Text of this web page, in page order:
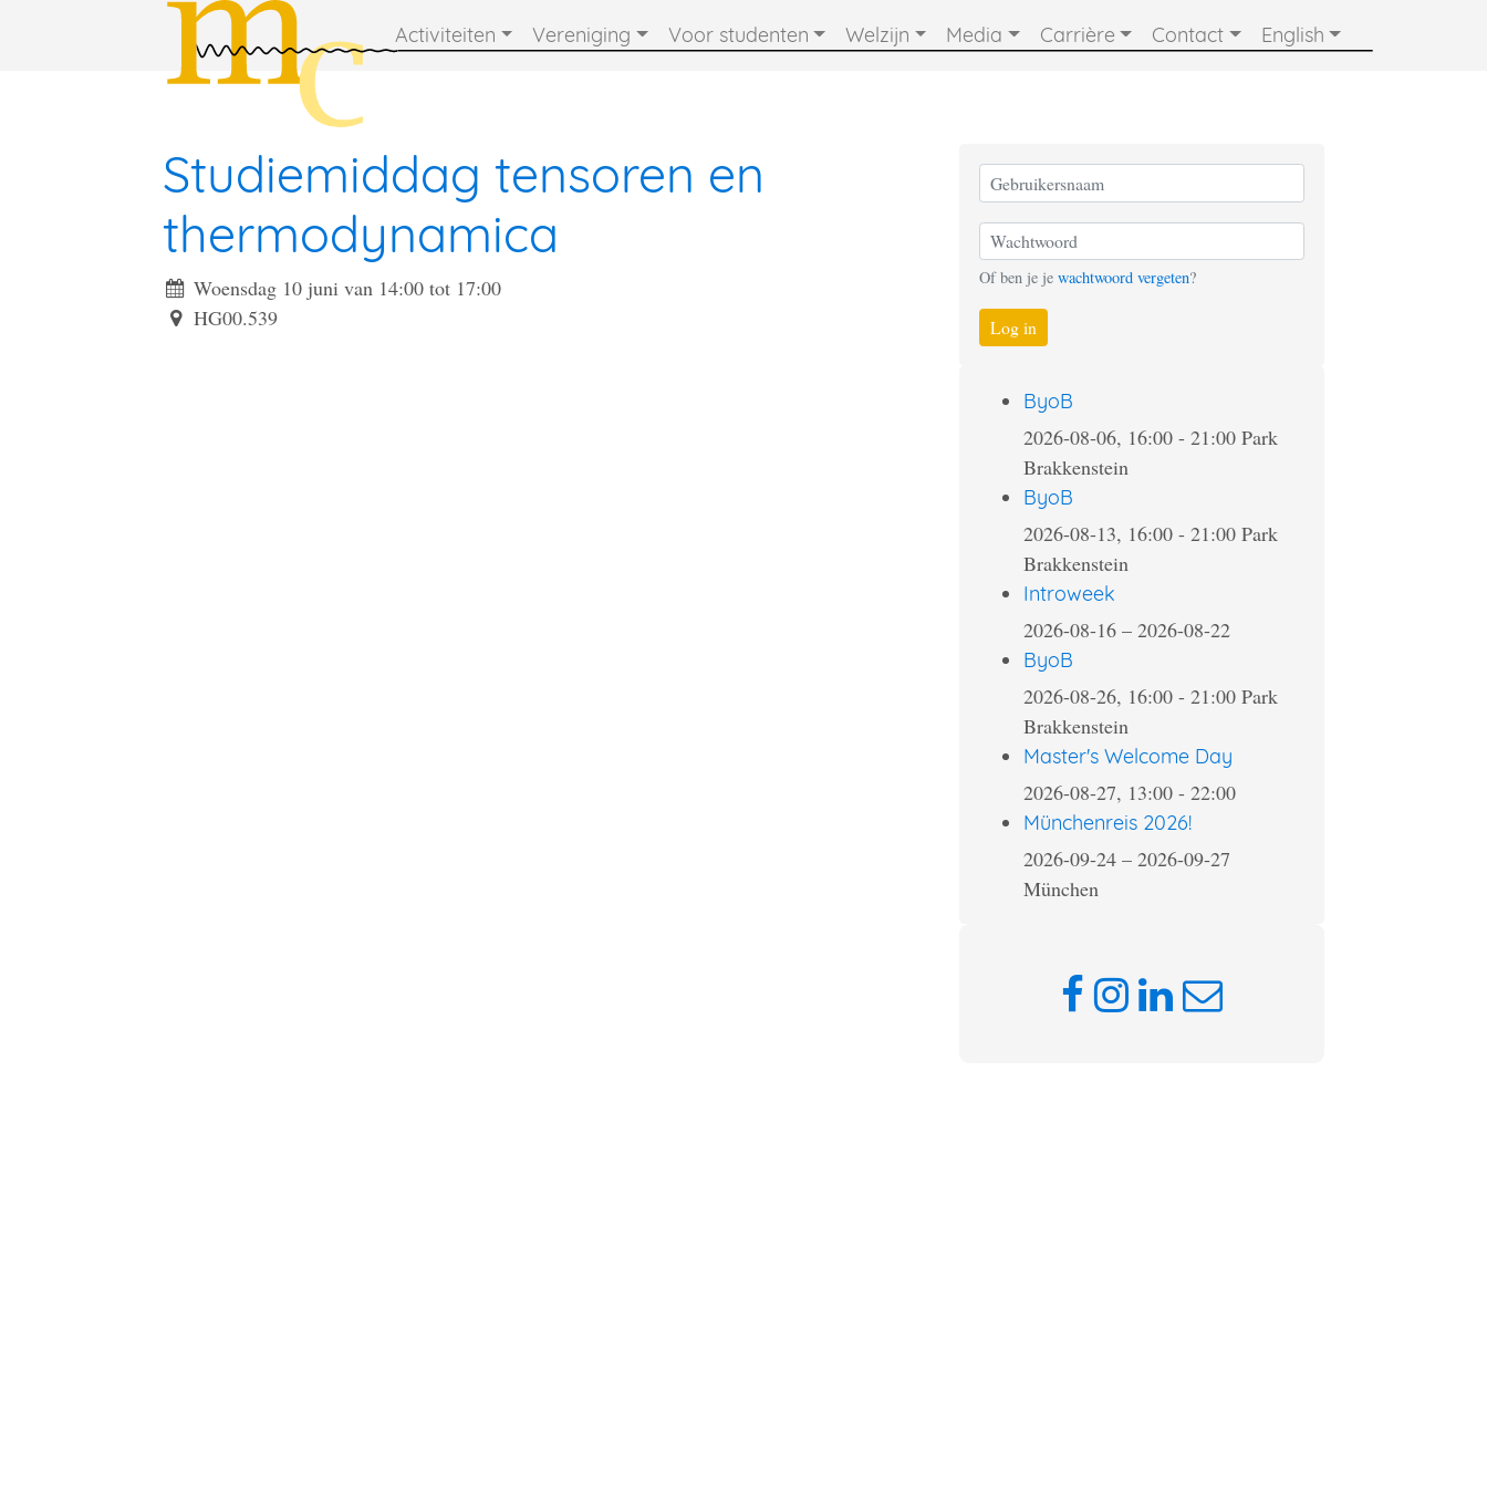
Activiteiten Vereniging Voor studenten Welzijn Media Carrière Contact English
Studiemiddag tensoren en
thermodynamica
Woensdag 10 juni van 14:00 tot 17:00
HG00.539
Of ben je je wachtwoord vergeten?
Log in
ByoB
2026-08-06, 16:00 - 21:00 Park
Brakkenstein
ByoB
2026-08-13, 16:00 - 21:00 Park
Brakkenstein
Introweek
2026-08-16 – 2026-08-22
ByoB
2026-08-26, 16:00 - 21:00 Park
Brakkenstein
Master's Welcome Day
2026-08-27, 13:00 - 22:00
Münchenreis 2026!
2026-09-24 – 2026-09-27
München